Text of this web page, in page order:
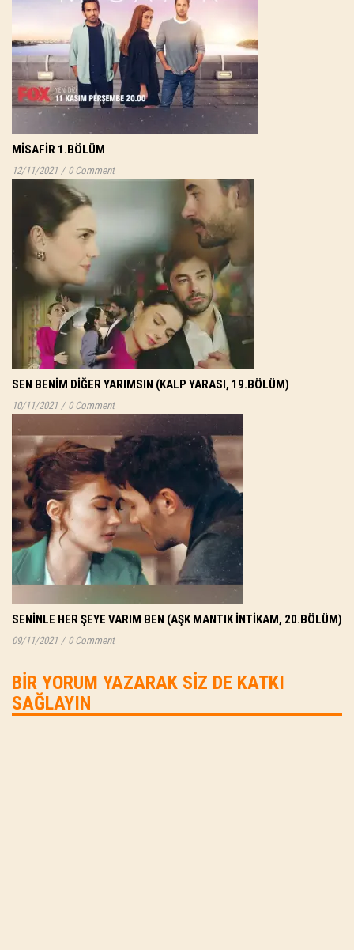
MISAFIR 1.BÖLÜM
12/11/2021 / 0 Comment
SEN BENIM DIĞER YARIMSIN (KALP YARASI, 19.BÖLÜM)
10/11/2021 / 0 Comment
SENINLE HER ŞEYE VARIM BEN (AŞK MANTIK İNTIKAM, 20.BÖLÜM)
09/11/2021 / 0 Comment
BIR YORUM YAZARAK SIZ DE KATKI
SAĞLAYIN